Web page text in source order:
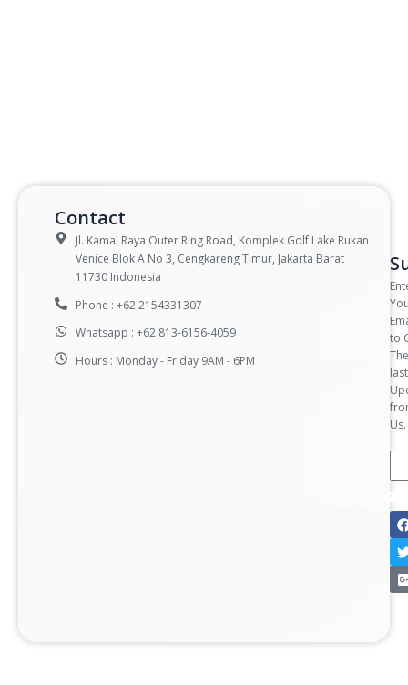
Contact
Jl. Kamal Raya Outer Ring Road, Komplek Golf Lake Rukan
Venice Blok A No 3, Cengkareng Timur, Jakarta Barat
11730 Indonesia
Phone : +62 2154331307
Whatsapp : +62 813-6156-4059
Hours : Monday - Friday 9AM - 6PM
to
The
last
Us.